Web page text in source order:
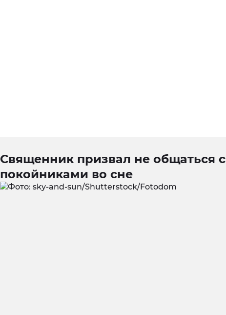
Священник призвал не общаться с
покойниками во сне